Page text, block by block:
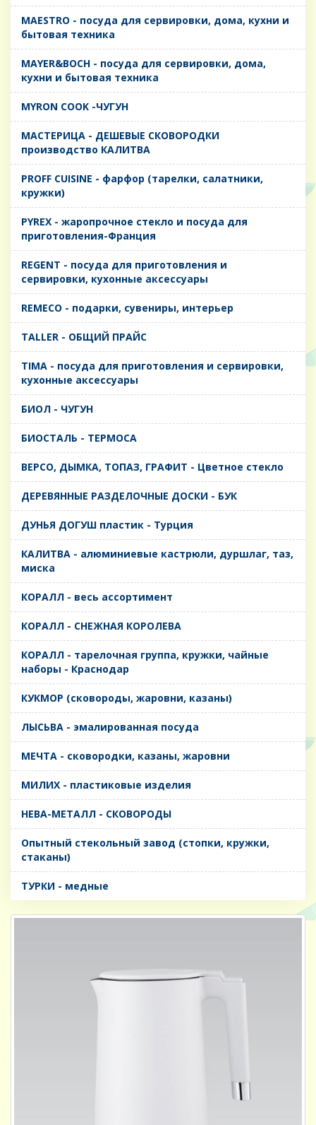
MAESTRO - посуда для сервировки, дома, кухни и
бытовая техника
MAYER&BOCH - посуда для сервировки, дома,
кухни и бытовая техника
MYRON COOK -ЧУГУН
MАСТЕРИЦА - ДЕШЕВЫЕ СКОВОРОДКИ
производство КАЛИТВА
PROFF CUISINE - фарфор (тарелки, салатники,
кружки)
PYREX - жаропрочное стекло и посуда для
приготовления-Франция
REGENT - посуда для приготовления и
сервировки, кухонные аксессуары
REMECO - подарки, сувениры, интерьер
TALLER - ОБЩИЙ ПРАЙС
TIMA - посуда для приготовления и сервировки,
кухонные аксессуары
БИОЛ - ЧУГУН
БИОСТАЛЬ - ТЕРМОСА
ВЕРСО, ДЫМКА, ТОПАЗ, ГРАФИТ - Цветное стекло
ДЕРЕВЯННЫЕ РАЗДЕЛОЧНЫЕ ДОСКИ - БУК
ДУНЬЯ ДОГУШ пластик - Турция
КАЛИТВА - алюминиевые кастрюли, дуршлаг, таз,
миска
КОРАЛЛ - весь ассортимент
КОРАЛЛ - СНЕЖНАЯ КОРОЛЕВА
КОРАЛЛ - тарелочная группа, кружки, чайные
наборы - Краснодар
КУКМОР (сковороды, жаровни, казаны)
ЛЫСЬВА - эмалированная посуда
МЕЧТА - сковородки, казаны, жаровни
МИЛИХ - пластиковые изделия
НЕВА-МЕТАЛЛ - СКОВОРОДЫ
Опытный стекольный завод (стопки, кружки,
стаканы)
ТУРКИ - медные